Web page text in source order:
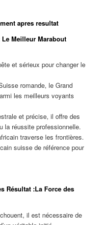
apres resultat
Meilleur Marabout
et sérieux pour changer le
romande, le Grand
les meilleurs voyants
et précise, il offre des
la réussite professionnelle.
traverse les frontières.
suisse de référence pour
Résultat :La Force des
il est nécessaire de